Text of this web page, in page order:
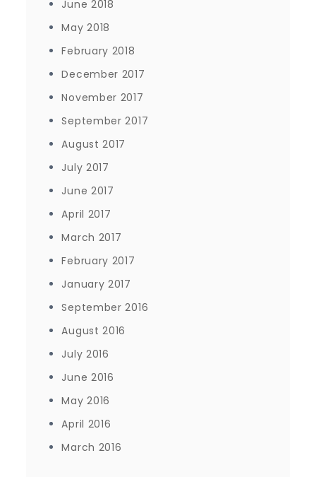
June 2018
May 2018
February 2018
December 2017
November 2017
September 2017
August 2017
July 2017
June 2017
April 2017
March 2017
February 2017
January 2017
September 2016
August 2016
July 2016
June 2016
May 2016
April 2016
March 2016